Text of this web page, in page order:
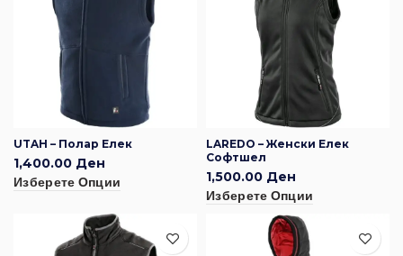
UTAH – Полар Елек
1,400.00 Ден
Изберете Опции
LAREDO – Женски Елек
Софтшел
1,500.00 Ден
Изберете Опции